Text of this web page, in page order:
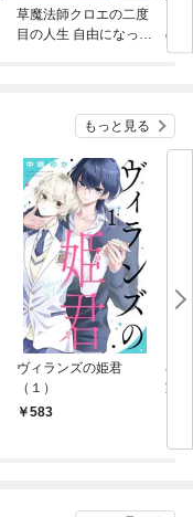
草魔法師クロエの二度
目の人生 自由になって
の
もっと見る
ヴィランズの姫君
（１）
583
小
家